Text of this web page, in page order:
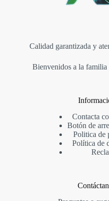
Calidad garantizada y
Bienvenidos a la familia
Contacta
Botón de
Politica de
Política de